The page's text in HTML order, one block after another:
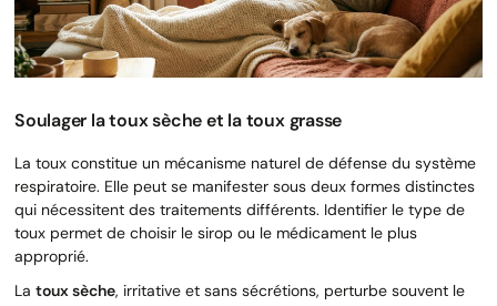
Soulager la toux sèche et la toux grasse
La toux constitue un mécanisme naturel de défense du système
respiratoire. Elle peut se manifester sous deux formes distinctes
qui nécessitent des traitements différents. Identifier le type de
toux permet de choisir le sirop ou le médicament le plus
approprié.
La toux sèche, irritative et sans sécrétions, perturbe souvent le